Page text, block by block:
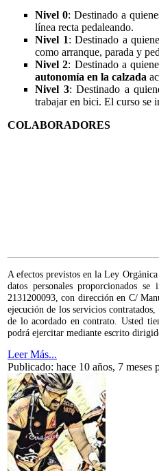
Nivel 0: Destinado a
línea recta pedaleando.
Nivel 1: Destinado a
como arranque, parada y
Nivel 2: Destinado a
autonomía en la calzada
Nivel 3: Destinado a
trabajar en bici. El curso se
COLABORADORES
A efectos previstos en la Ley
datos personales proporcionados
2131200093, con dirección en C/
ejecución de los servicios
de lo acordado en contrato. Usted
podrá ejercitar mediante escrito
Leer Más...
Publicado: hace 10 años, 7 meses